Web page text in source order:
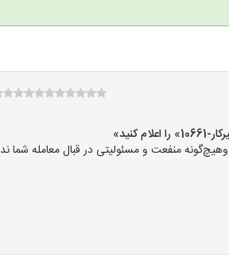
منفعت و مسئولیتی در قبال معامله شما